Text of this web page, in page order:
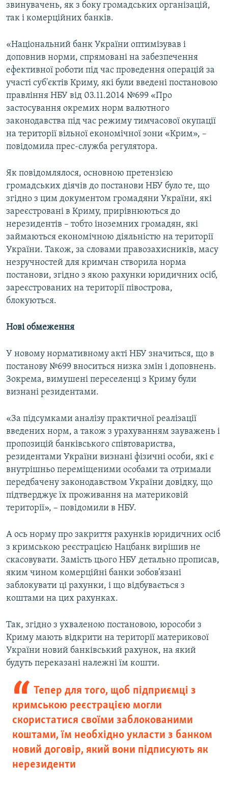
звинувачень, як з боку громадських організацій,
так і комерційних банків.
«Національний банк України оптимізував і
доповнив норми, спрямовані на забезпечення
ефективної роботи під час проведення операцій за
участі суб'єктів Криму, які були введені постановою
правління НБУ від 03.11.2014 №699 «Про
застосування окремих норм валютного
законодавства під час режиму тимчасової окупації
на території вільної економічної зони «Крим», –
повідомила прес-служба регулятора.
Як повідомлялося, основною претензією
громадських діячів до постанови НБУ було те, що
згідно з цим документом громадяни України, які
зареєстровані в Криму, прирівнюються до
нерезидентів – тобто іноземних громадян, які
займаються економічною діяльністю на території
України. Також, за словами правозахисників, масу
незручностей для кримчан створила норма
постанови, згідно з якою рахунки юридичних осіб,
зареєстрованих на території півострова,
блокуються.
Нові обмеження
У новому нормативному акті НБУ значиться, що в
постанову №699 вноситься низка змін і доповнень.
Зокрема, вимушені переселенці з Криму були
визнані резидентами.
«За підсумками аналізу практичної реалізації
введених норм, а також з урахуванням зауважень і
пропозицій банківського співтовариства,
резидентами України визнані фізичні особи, які є
внутрішньо переміщеними особами та отримали
передбачену законодавством України довідку, що
підтверджує їх проживання на материковій
території», – повідомили в НБУ.
А ось норму про закриття рахунків юридичних осіб
з кримською реєстрацією Нацбанк вирішив не
скасовувати. Замість цього НБУ детально прописав,
яким чином комерційні банки зобов’язані
заблокувати ці рахунки, і що відбувається з
коштами на цих рахунках.
Так, згідно з ухваленою постановою, юрособи з
Криму мають відкрити на території материкової
України новий банківський рахунок, на який
будуть переказані належні їм кошти.
Тепер для того, щоб підприємці з
кримською реєстрацією могли
скористатися своїми заблокованими
коштами, їм необхідно укласти з банком
новий договір, який вони підписують як
нерезиденти